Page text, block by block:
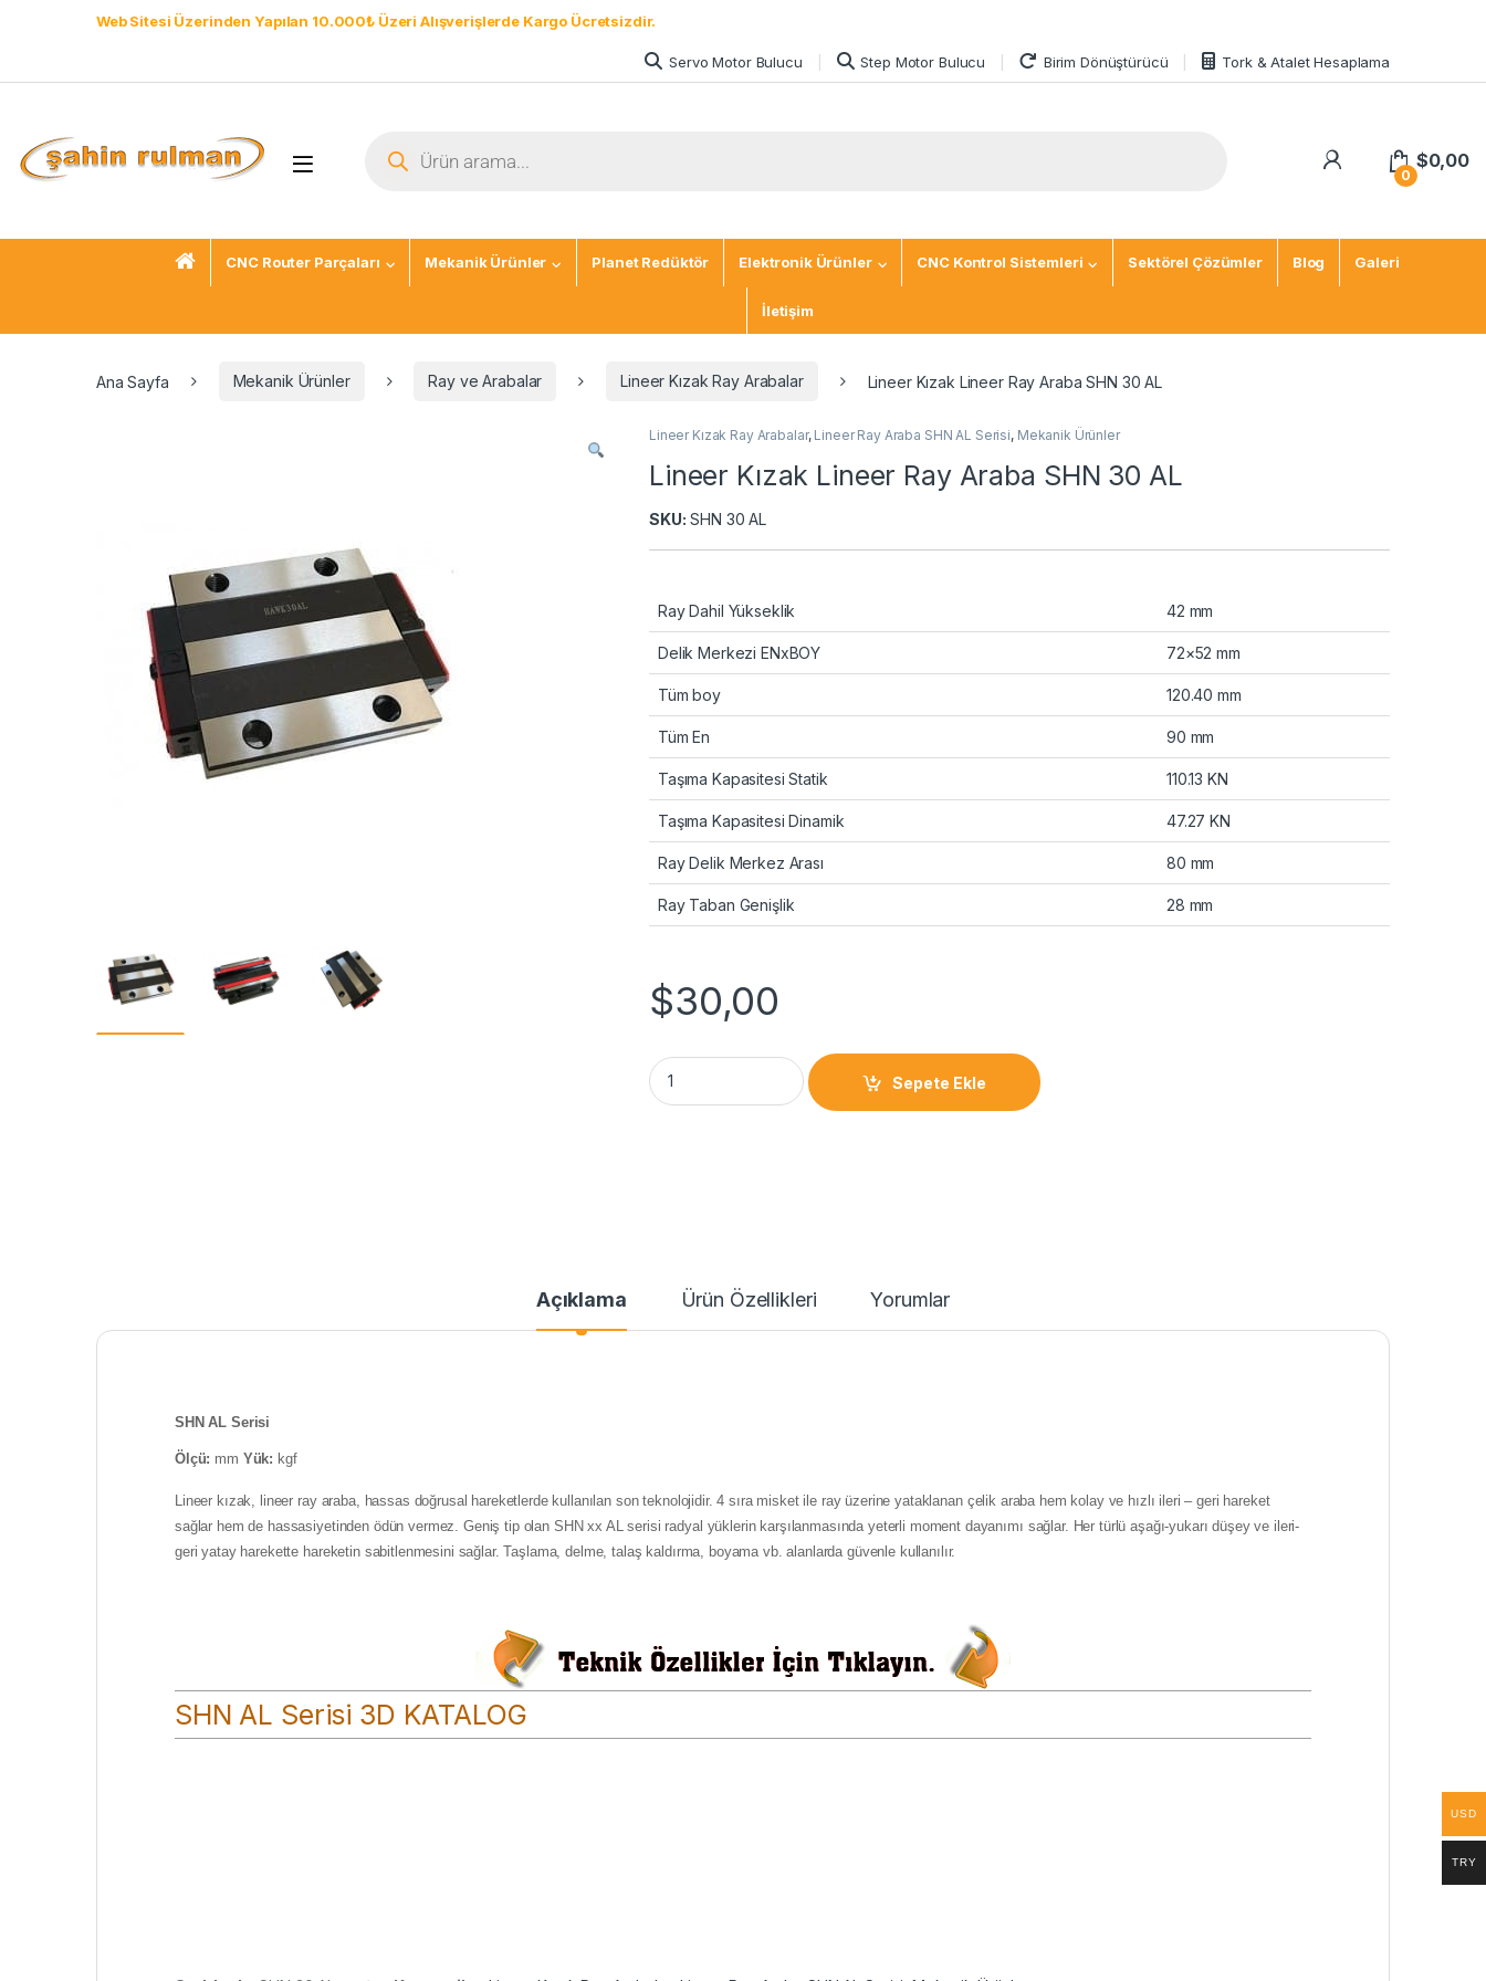
Web Sitesi Üzerinden Yapılan 10.000₺ Üzeri Alışverişlerde Kargo Ücretsizdir.
Servo Motor Bulucu Step Motor Bulucu Birim Dönüştürücü Tork & Atalet Hesaplama
0
$0,00
CNC Router Parçaları Mekanik Ürünler Planet Redüktör Elektronik Ürünler CNC Kontrol Sistemleri Sektörel Çözümler Blog Galeri
İletişim
Ana Sayfa Mekanik Ürünler Ray ve Arabalar Lineer Kızak Ray Arabalar Lineer Kızak Lineer Ray Araba SHN 30 AL
Lineer Kızak Ray Arabalar, Lineer Ray Araba SHN AL Serisi, Mekanik Ürünler
Lineer Kızak Lineer Ray Araba SHN 30 AL
SKU: SHN 30 AL
Ray Dahil Yükseklik 42 mm
Delik Merkezi ENxBOY 72×52 mm
Tüm boy 120.40 mm
Tüm En 90 mm
Taşıma Kapasitesi Statik 110.13 KN
Taşıma Kapasitesi Dinamik 47.27 KN
Ray Delik Merkez Arası 80 mm
Ray Taban Genişlik 28 mm
$30,00
Sepete Ekle
Açıklama Ürün Özellikleri Yorumlar
SHN AL Serisi
Ölçü: mm Yük: kgf
Lineer kızak, lineer ray araba, hassas doğrusal hareketlerde kullanılan son teknolojidir. 4 sıra misket ile ray üzerine yataklanan çelik araba hem kolay ve hızlı ileri – geri hareket
sağlar hem de hassasiyetinden ödün vermez. Geniş tip olan SHN xx AL serisi radyal yüklerin karşılanmasında yeterli moment dayanımı sağlar. Her türlü aşağı-yukarı düşey ve ileri-
geri yatay harekette hareketin sabitlenmesini sağlar. Taşlama, delme, talaş kaldırma, boyama vb. alanlarda güvenle kullanılır.
SHN AL Serisi 3D KATALOG
USD
TRY